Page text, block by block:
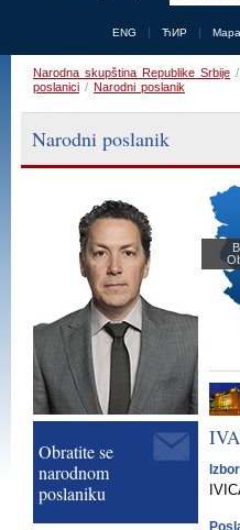
ENG ЋИР
Narodna skupština Republike Srbije /
poslanici / Narodni poslanik
Narodni poslanik
Obratite se
narodnom
poslaniku